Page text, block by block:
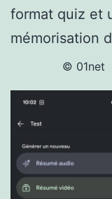
format quiz et
mémorisation
© 01net